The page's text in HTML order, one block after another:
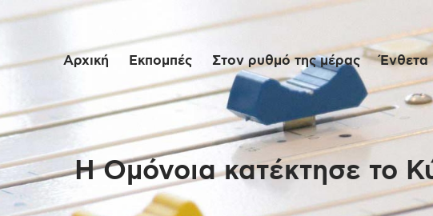
Αρχική Εκπομπές Στον ρυθμό της μέρας Ένθετα
Η Ομόνοια κατέκτησε το
Αρχική
Εκπομπές
Στον ρυθμό της
μέρας
Ένθετα